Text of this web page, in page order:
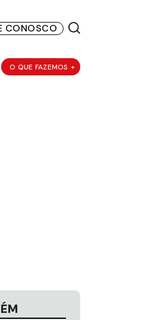
CONOSCO
O QUE FAZEMOS +